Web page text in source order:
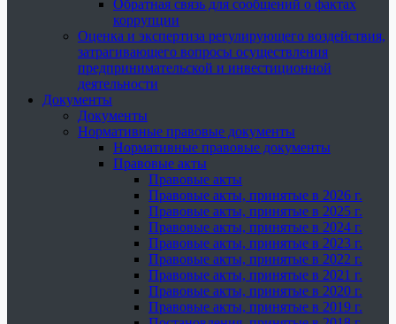
Обратная связь для сообщений о фактах
коррупции
Оценка и экспертиза регулирующего воздействия,
затрагивающего вопросы осуществления
предпринимательской и инвестиционной
деятельности
Документы
Документы
Нормативные правовые документы
Нормативные правовые документы
Правовые акты
Правовые акты
Правовые акты, принятые в 2026 г.
Правовые акты, принятые в 2025 г.
Правовые акты, принятые в 2024 г.
Правовые акты, принятые в 2023 г.
Правовые акты, принятые в 2022 г.
Правовые акты, принятые в 2021 г.
Правовые акты, принятые в 2020 г.
Правовые акты, принятые в 2019 г.